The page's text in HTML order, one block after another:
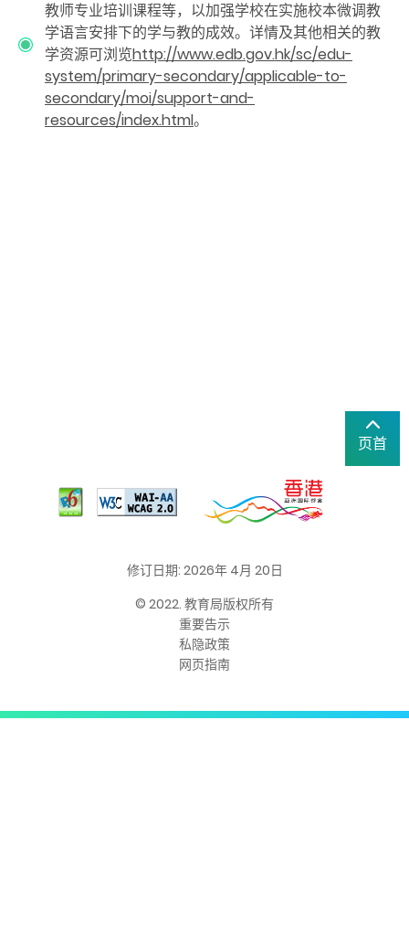
教师专业培训课程等，以加强学校在实施校本微调教
学语言安排下的学与教的成效。详情及其他相关的教
学资源可浏览http://www.edb.gov.hk/sc/edu-
system/primary-secondary/applicable-to-
secondary/moi/support-and-
resources/index.html。
页首
修订日期: 2026年 4月 20日
© 2022. 教育局版权所有
重要告示
私隐政策
网页指南